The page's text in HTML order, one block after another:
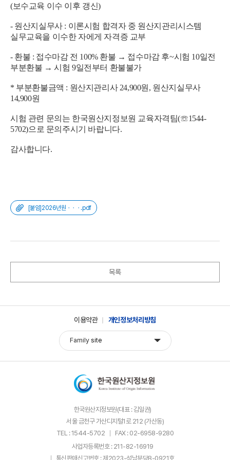
(보수교육 이수 이후 갱신)
- 원산지실무사 : 이론시험 합격자 중 원산지관리시스템
실무교육을 이수한 자에게 자격증 교부
- 환불 : 접수마감 전 100% 환불 → 접수마감 후~시험 10일전
부분환불 → 시험 9일전부터 환불불가
* 부분환불금액 : 원산지관리사 24,900원, 원산지실무사
14,900원
시험 관련 문의는 한국원산지정보원 교육자격팀(☏1544-
5702)으로 문의주시기 바랍니다.
감사합니다.
[붙임]2026년원ㆍㆍㆍ.pdf
목록
이용약관 개인정보처리방침
Family site
한국원산지정보원(대표 : 김일권)
서울 금천구 가산디지털1로 212 (가산동)
TEL : 1544-5702
FAX : 02-6958-9280
사업자등록번호 : 211-82-16919
통신판매신고번호 : 제2023-성남분당B-0921호